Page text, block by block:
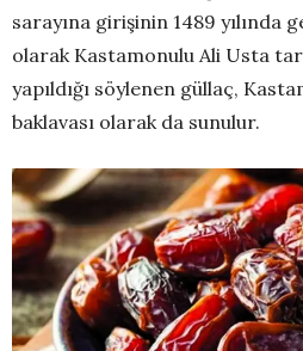
sarayına girişinin 1489 yılında
olarak Kastamonulu Ali Usta
yapıldığı söylenen güllaç,
baklavası olarak da sunulur.